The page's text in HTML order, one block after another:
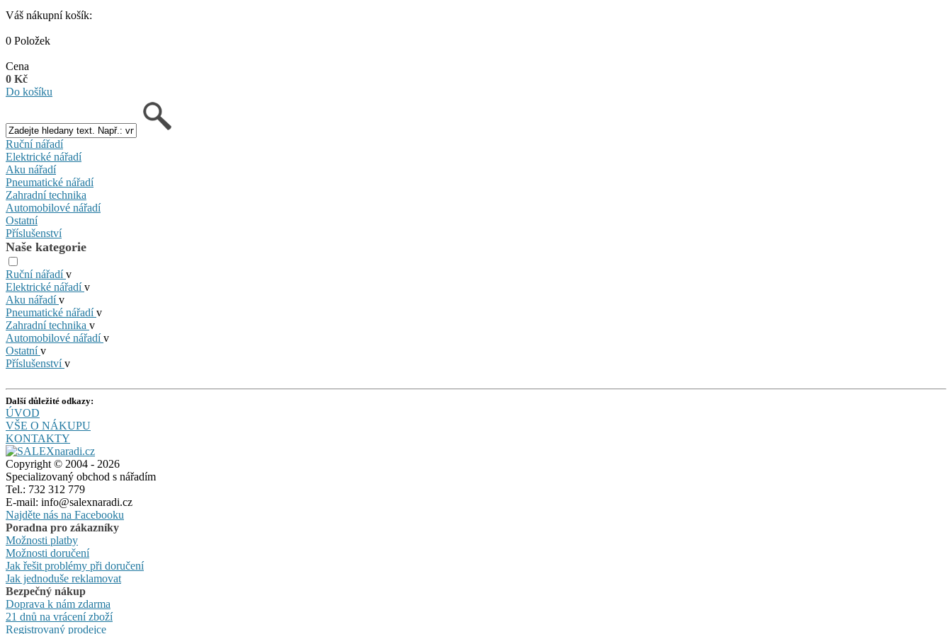
Váš nákupní košík:
0 Položek
Cena
0 Kč
Do košíku
Ruční nářadí
Elektrické nářadí
Aku nářadí
Pneumatické nářadí
Zahradní technika
Automobilové nářadí
Ostatní
Příslušenství
Naše kategorie
Ruční nářadív
Elektrické nářadív
Aku nářadív
Pneumatické nářadív
Zahradní technika v
Automobilové nářadív
Ostatnív
Příslušenstvív
Další důležité odkazy:
ÚVOD
VŠE O NÁKUPU
KONTAKTY
Copyright © 2004 - 2026
Specializovaný obchod s nářadím
Tel.: 732 312 779
E-mail: info@salexnaradi.cz
Najděte nás na Facebooku
Poradna pro zákazníky
Možnosti platby
Možnosti doručení
Jak řešit problémy při doručení
Jak jednoduše reklamovat
Bezpečný nákup
Doprava k nám zdarma
21 dnů na vrácení zboží
Registrovaný prodejce